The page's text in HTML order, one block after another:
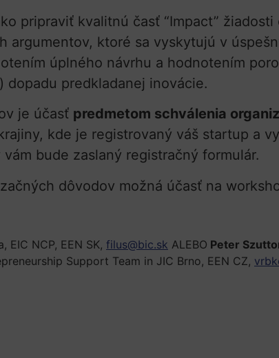
pripraviť kvalitnú časť “Impact”
argumentov, ktoré sa vyskytujú v
úplného návrhu a hodnotením
dopadu predkladanej inovácie.
je účasť predmetom schválenia
kde je registrovaný váš startup a
bude zaslaný registračný formulár.
dôvodov možná účasť na
EIC NCP, EEN SK, filus@bic.sk ALEBO Peter
Support Team in JIC Brno, EEN CZ,